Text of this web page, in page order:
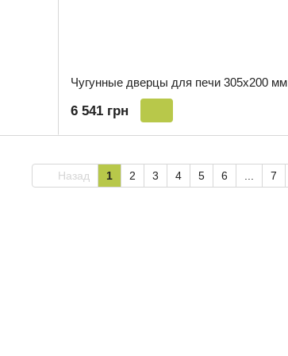
Чугунные дверцы для печи 305x200 мм
6 541 грн
Назад 1 2 3 4 5 6 7